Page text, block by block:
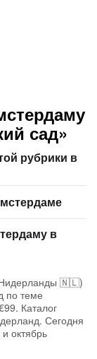
сад»
рубрики в
в
(Нидерланды 🇳🇱)
по теме
Каталог
Сегодня
октябрь